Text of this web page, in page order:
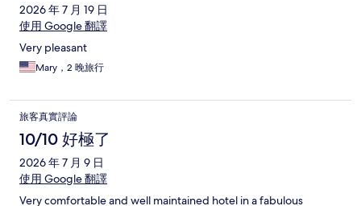
2026 年 7 月 19 日
使用 Google 翻譯
Very pleasant
Mary，2 晚旅行
旅客真實評論
10/10 好極了
2026 年 7 月 9 日
使用 Google 翻譯
Very comfortable and well maintained hotel in a fabulous